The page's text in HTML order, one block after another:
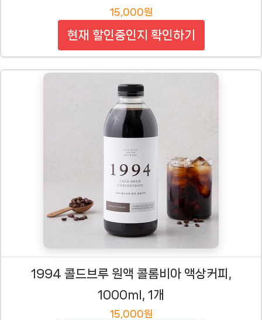
15,000원
현재 할인중인지 확인하기
1994 콜드브루 원액 콜롬비아 액상커피,
1000ml, 1개
15,000원